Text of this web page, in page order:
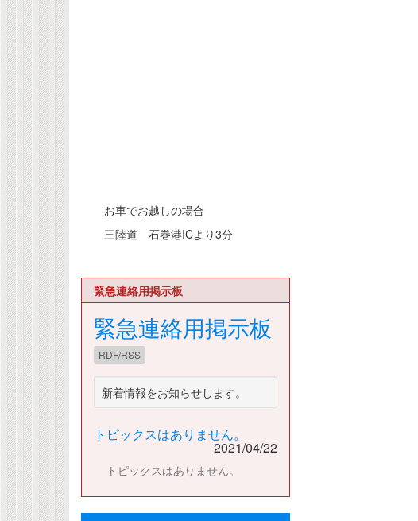
お車でお越しの場合
三陸道 石巻港ICより3分
緊急連絡用掲示板
緊急連絡用掲示板
RDF/RSS
新着情報をお知らせします。
トピックスはありません。
2021/04/22
トピックスはありません。